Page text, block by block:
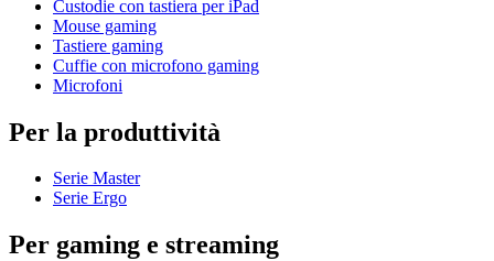
Custodie con tastiera per iPad
Mouse gaming
Tastiere gaming
Cuffie con microfono gaming
Microfoni
Per la produttività
Serie Master
Serie Ergo
Per gaming e streaming